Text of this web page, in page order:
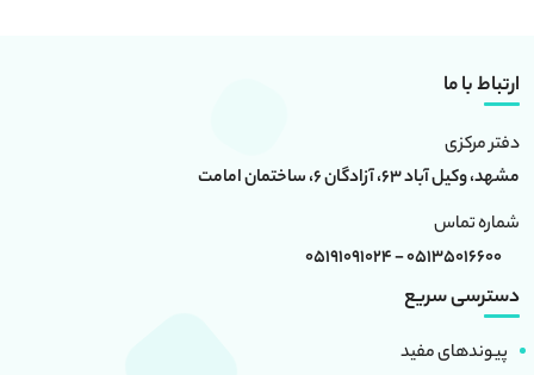
ارتباط با ما
دفتر مرکزی
مشهد، وکیل آباد 63، آزادگان 6، ساختمان امامت
شماره تماس
05135016600 - 05191091024
دسترسی سریع
پیوندهای مفید